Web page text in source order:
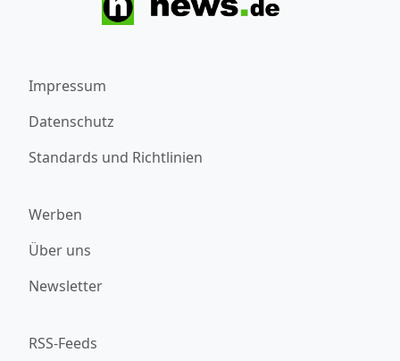
Impressum
Datenschutz
Standards und Richtlinien
Werben
Über uns
Newsletter
RSS-Feeds